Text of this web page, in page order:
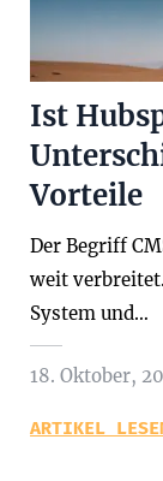
Ist
Vorteile
Der Begriff
weit
System und…
18. Oktober,
ARTIKEL